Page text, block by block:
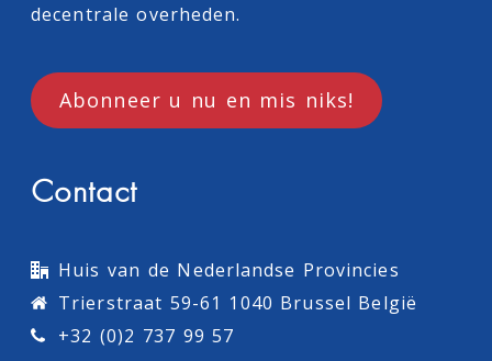
decentrale overheden.
Abonneer u nu en mis niks!
Contact
Huis van de Nederlandse Provincies
Trierstraat 59-61 1040 Brussel België
+32 (0)2 737 99 57